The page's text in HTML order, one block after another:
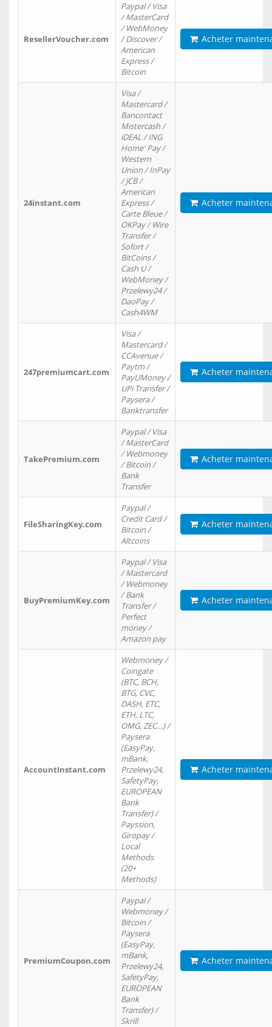
ResellerVoucher.com
Paypal / Visa
/ MasterCard
/ WebMoney
/ Discover /
American
Express /
Bitcoin
Acheter
24instant.com
Visa /
Mastercard /
Bancontact
Mistercash /
iDEAL / ING
Home' Pay /
Western
Union / InPay
/ JCB /
American
Express /
Carte Bleue /
OKPay / Wire
Transfer /
Sofort /
BitCoins /
Cash U /
WebMoney /
Przelewy24 /
DaoPay /
Cash4WM
Acheter
247premiumcart.com
Visa /
Mastercard /
CCAvenue /
Paytm /
PayUMoney /
UPi Transfer /
Paysera /
Banktransfer
Acheter
TakePremium.com
Paypal / Visa
/ MasterCard
/ Webmoney
/ Bitcoin /
Bank
Transfer
Acheter
FileSharingKey.com
Paypal /
Credit Card /
Bitcoin /
Altcoins
Acheter
BuyPremiumKey.com
Paypal / Visa
/ Mastercard
/ Webmoney
/ Bank
Transfer /
Perfect
money /
Amazon pay
Acheter
AccountInstant.com
Webmoney /
Coingate
(BTC, BCH,
BTG, CVC,
DASH, ETC,
ETH, LTC,
OMG, ZEC…) /
Paysera
(EasyPay,
mBank,
Przelewy24,
SafetyPay,
EUROPEAN
Bank
Transfer) /
Payssion,
Giropay /
Local
Methods
(20+
Methods)
Acheter
PremiumCoupon.com
Paypal /
Webmoney /
Bitcoin /
Paysera
(EasyPay,
mBank,
Przelewy24,
SafetyPay,
EUROPEAN
Bank
Transfer) /
Skrill
Acheter